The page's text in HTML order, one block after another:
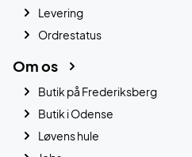
Levering
Ordrestatus
Om os
Butik på Frederiksberg
Butik i Odense
Løvens hule